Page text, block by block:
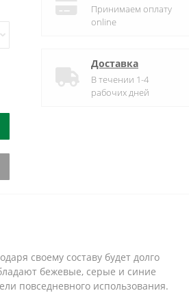
Принимаем оплату
online
Доставка
В течении 1-4
рабочих дней
своему составу будет долго
бежевые, серые и синие
повседневного использования.